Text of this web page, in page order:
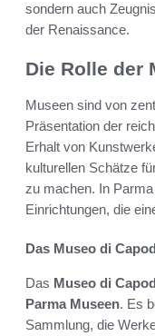
sondern auch
der Renaissance.
Die Rolle der
Museen sind von
Präsentation der
Erhalt von
kulturellen Schätze
zu machen. In
Einrichtungen, die
Das Museo di
Das Museo di
Parma Museen. Es
Sammlung, die